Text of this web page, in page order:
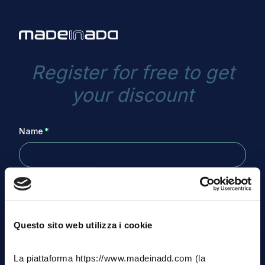
Questo sito web utilizza i cookie
La piattaforma https://www.madeinadd.com (la
Register for free to get
your discount
Name *
Email Address *